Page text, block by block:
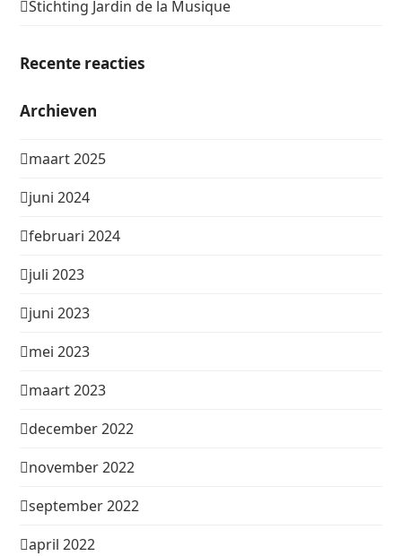
Stichting Jardin de la Musique
Recente reacties
Archieven
maart 2025
juni 2024
februari 2024
juli 2023
juni 2023
mei 2023
maart 2023
december 2022
november 2022
september 2022
april 2022